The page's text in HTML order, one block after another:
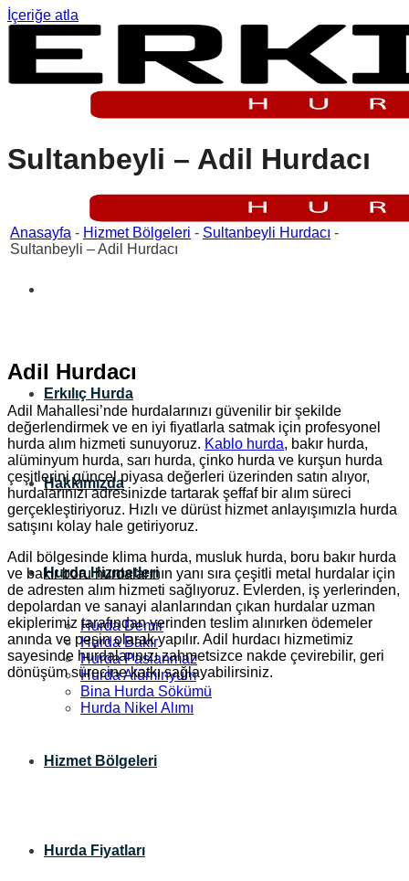
İçeriğe atla
Erkılıç Hurda
Hakkımızda
Hurda Hizmetleri
Hurda Demir
Hurda Bakır
Hurda Paslanmaz
Hurda Alüminyum
Bina Hurda Sökümü
Hurda Nikel Alımı
Hizmet Bölgeleri
Hurda Fiyatları
Sultanbeyli – Adil Hurdacı
Anasayfa - Hizmet Bölgeleri - Sultanbeyli Hurdacı -
Sultanbeyli – Adil Hurdacı
Adil Hurdacı
Adil Mahallesi’nde hurdalarınızı güvenilir bir şekilde
değerlendirmek ve en iyi fiyatlarla satmak için profesyonel
hurda alım hizmeti sunuyoruz. Kablo hurda, bakır hurda,
alüminyum hurda, sarı hurda, çinko hurda ve kurşun hurda
çeşitlerini güncel piyasa değerleri üzerinden satın alıyor,
hurdalarınızı adresinizde tartarak şeffaf bir alım süreci
gerçekleştiriyoruz. Hızlı ve dürüst hizmet anlayışımızla hurda
satışını kolay hale getiriyoruz.
Adil bölgesinde klima hurda, musluk hurda, boru bakır hurda
ve bakır boru hurdalarının yanı sıra çeşitli metal hurdalar için
de adresten alım hizmeti sağlıyoruz. Evlerden, iş yerlerinden,
depolardan ve sanayi alanlarından çıkan hurdalar uzman
ekiplerimiz tarafından yerinden teslim alınırken ödemeler
anında ve peşin olarak yapılır. Adil hurdacı hizmetimiz
sayesinde hurdalarınızı zahmetsizce nakde çevirebilir, geri
dönüşüm sürecine katkı sağlayabilirsiniz.